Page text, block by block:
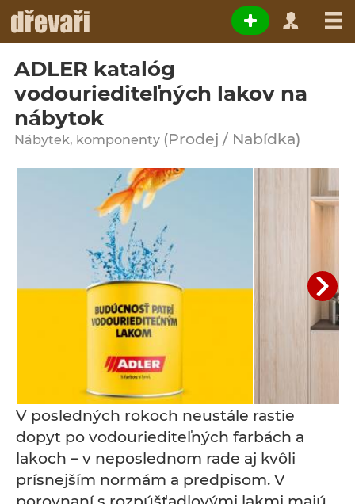
ADLER katalóg
vodouriediteľných lakov na
nábytok
Nábytek, komponenty (Prodej / Nabídka)
V posledných rokoch neustále rastie
dopyt po vodouriediteľných farbách a
lakoch – v neposlednom rade aj kvôli
prísnejším normám a predpisom. V